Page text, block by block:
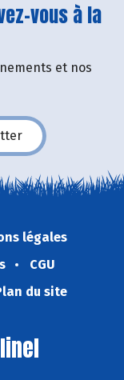
vous à la
et nos
légales
CGU
du site